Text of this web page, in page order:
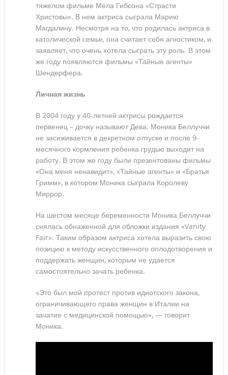
тяжелом фильме Мела Гибсона «Страсти
Христовы». В нем актриса сыграла Марию
Магдалину. Несмотря на то, что родилась актриса в
католической семье, она считает себя агностиком, и
заявляет, что очень хотела сыграть эту роль. В этом
же году появляются фильмы «Тайные агенты»
Шендерфера.
Личная жизнь
В 2004 году у 40-летней актрисы рождается
первенец – дочку называют Дева. Моника Беллуччи
не засиживается в декретном отпуске и после 9-
месячного кормления ребенка грудью выходит на
работу. В этом же году были презентованы фильмы
«Она меня ненавидит», «Тайные агенты» и «Братья
Гримм», в котором Моника сыграла Королеву
Миррор.
На шестом месяце беременности Моника Беллуччи
снялась обнаженной для обложки издания «Vanity
Fair». Таким образом актриса хотела выразить свою
позицию к методу искусственного оплодотворения и
поддержать женщин, которым не удается
самостоятельно зачать ребенка.
«Это был мой протест против идиотского закона,
ограничивающего права женщин в Италии на
зачатие с медицинской помощью», — говорит
Моника.